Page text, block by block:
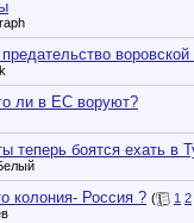
воровской
ли в ЕС воруют?
теперь боятся ехать в
колония- Россия ? ( 1 2